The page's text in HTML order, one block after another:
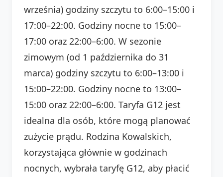
września) godziny szczytu to 6:00–15:00 i
17:00–22:00. Godziny nocne to 15:00–
17:00 oraz 22:00–6:00. W sezonie
zimowym (od 1 października do 31
marca) godziny szczytu to 6:00–13:00 i
15:00–22:00. Godziny nocne to 13:00–
15:00 oraz 22:00–6:00. Taryfa G12 jest
idealna dla osób, które mogą planować
zużycie prądu. Rodzina Kowalskich,
korzystająca głównie w godzinach
nocnych, wybrała taryfę G12, aby płacić